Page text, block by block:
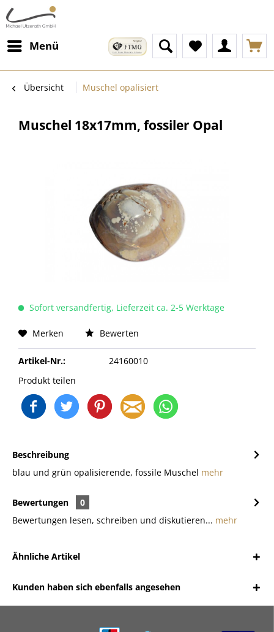
Menü
Übersicht Muschel opalisiert
Muschel 18x17mm, fossiler Opal
Sofort versandfertig, Lieferzeit ca. 2-5 Werktage
Merken Bewerten
Artikel-Nr.:
24160010
Produkt teilen
Beschreibung
blau und grün opalisierende, fossile Muschel mehr
Bewertungen
0
Bewertungen lesen, schreiben und diskutieren... mehr
Ähnliche Artikel
Kunden haben sich ebenfalls angesehen